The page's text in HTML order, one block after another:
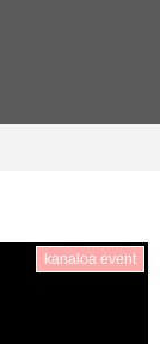
kanaloa event